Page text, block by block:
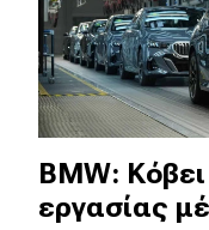
BMW:
εργασίας